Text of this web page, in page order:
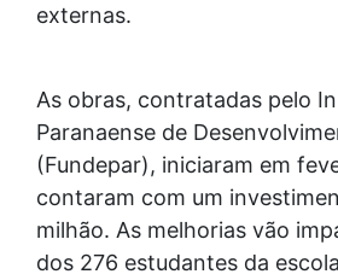
externas.
As obras, contratadas pelo
Paranaense de
(Fundepar), iniciaram em
contaram com um
milhão. As melhorias vão
dos 276 estudantes da